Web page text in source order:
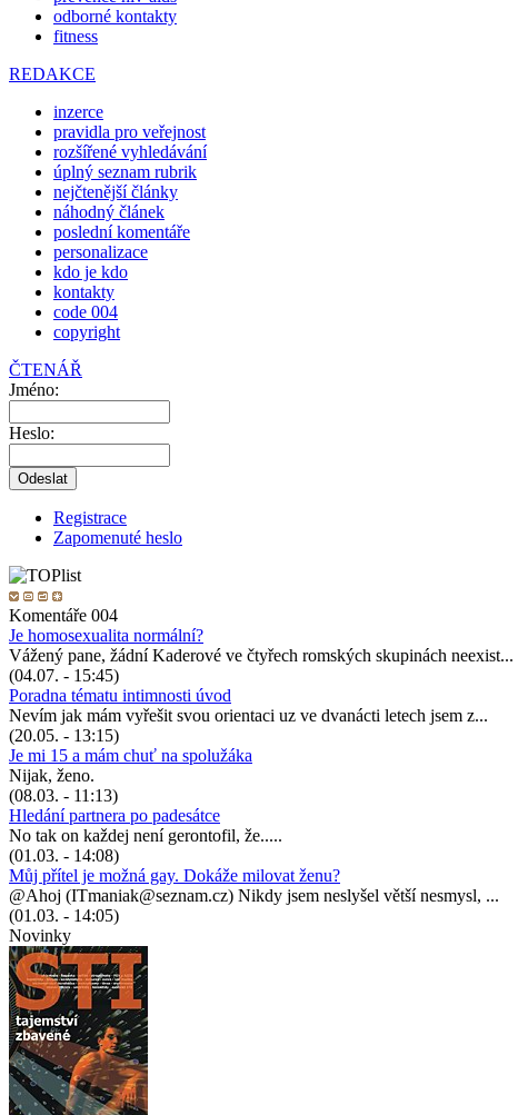
odborné kontakty
fitness
REDAKCE
inzerce
pravidla pro veřejnost
rozšířené vyhledávání
úplný seznam rubrik
nejčtenější články
náhodný článek
poslední komentáře
personalizace
kdo je kdo
kontakty
code 004
copyright
ČTENÁŘ
Jméno:
Heslo:
Registrace
Zapomenuté heslo
Komentáře 004
Je homosexualita normální?
Vážený pane, žádní Kaderové ve čtyřech romských skupinách neexist...
(04.07. - 15:45)
Poradna tématu intimnosti úvod
Nevím jak mám vyřešit svou orientaci uz ve dvanácti letech jsem z...
(20.05. - 13:15)
Je mi 15 a mám chuť na spolužáka
Nijak, ženo.
(08.03. - 11:13)
Hledání partnera po padesátce
No tak on každej není gerontofil, že.....
(01.03. - 14:08)
Můj přítel je možná gay. Dokáže milovat ženu?
@Ahoj (ITmaniak@seznam.cz) Nikdy jsem neslyšel větší nesmysl, ...
(01.03. - 14:05)
Novinky